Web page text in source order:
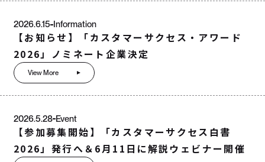
2026.6.15 Information
【お知らせ】「カスタマーサクセス・アワード
2026」ノミネート企業決定
View More
2026.5.28 Event
【参加募集開始】「カスタマーサクセス白書
2026」発行へ＆6月11日に解説ウェビナー開催